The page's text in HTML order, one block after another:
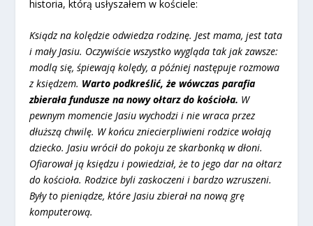
historia, którą usłyszałem w kościele:
Ksiądz na kolędzie odwiedza rodzinę. Jest mama, jest tata
i mały Jasiu. Oczywiście wszystko wygląda tak jak zawsze:
modlą się, śpiewają kolędy, a później następuje rozmowa
z księdzem. Warto podkreślić, że wówczas parafia
zbierała fundusze na nowy ołtarz do kościoła. W
pewnym momencie Jasiu wychodzi i nie wraca przez
dłuższą chwilę. W końcu zniecierpliwieni rodzice wołają
dziecko. Jasiu wrócił do pokoju ze skarbonką w dłoni.
Ofiarował ją księdzu i powiedział, że to jego dar na ołtarz
do kościoła. Rodzice byli zaskoczeni i bardzo wzruszeni.
Były to pieniądze, które Jasiu zbierał na nową grę
komputerową.